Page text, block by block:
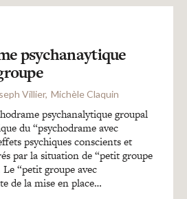
psychanaytique
Villier Michèle Claquin
psychanalytique groupal
du “psychodrame avec
psychiques conscients et
par la situation de “petit groupe
Le “petit groupe avec
de la mise en place…